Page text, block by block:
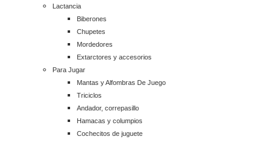
Lactancia
Biberones
Chupetes
Mordedores
Extarctores y accesorios
Para Jugar
Mantas y Alfombras De Juego
Triciclos
Andador, correpasillo
Hamacas y columpios
Cochecitos de juguete